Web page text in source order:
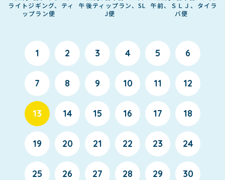
ライトジギング、ティ
ップラン便
午後ティップラン、SL
J便
午前、ＳＬＪ、タイラ
バ便
1 2 3 4 5 6
7 8 9 10 11 12
13 14 15 16 17 18
19 20 21 22 23 24
25 26 27 28 29 30